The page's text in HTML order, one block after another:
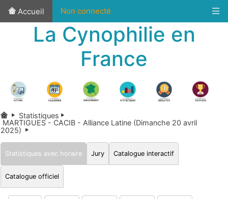
Accueil Non connecté
La Cynophilie en
France
Statistiques
MARTIGUES - CACIB - Alliance Latine (Dimanche 20 avril
2025)
Statistiques avec horaire Jury Catalogue interactif
Catalogue officiel